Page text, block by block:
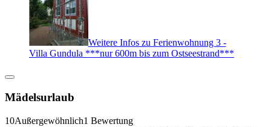
Weitere Infos zu Ferienwohnung 3 -
Villa Gundula ***nur 600m bis zum Ostseestrand***
Mädelsurlaub
10Außergewöhnlich1 Bewertung